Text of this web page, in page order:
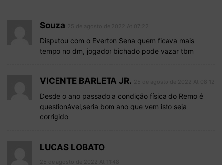
Souza
Disputou com o Everton Sena quem ficava mais
tempo no dm, jogador bichado pode vazar tbm
VICENTE BARLETA JR.
Desde o ano passado a condição física do Remo é
questionável,seria bom ano que vem isto seja
corrigido
LUCAS LOBATO